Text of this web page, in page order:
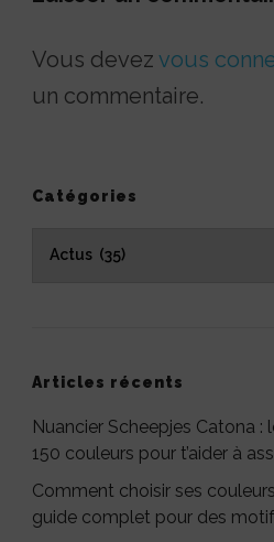
Vous devez vous
un commentaire.
Catégories
Catégories
Articles récents
Nuancier Scheepjes Catona
150 couleurs pour t’aider à
Comment choisir ses
guide complet pour des